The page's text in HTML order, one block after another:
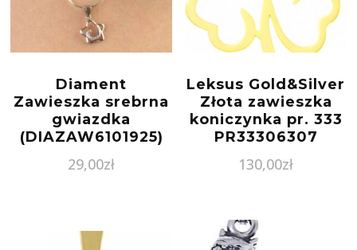
Diament
Zawieszka srebrna
gwiazdka
(DIAZAW6101925)
29,00zł
Leksus Gold&Silver
Złota zawieszka
koniczynka pr. 333
PR33306307
130,00zł